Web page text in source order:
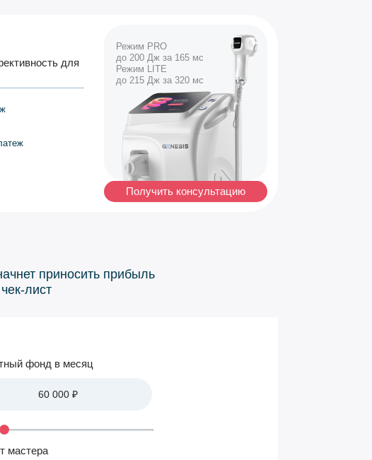
для
Режим PRO
до 200 Дж за 165 мс
Режим LITE
до 215 Дж за 320 мс
Получить консультацию
приносить прибыль
лист
фонд в месяц
мастера